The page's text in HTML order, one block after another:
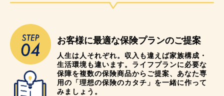
お客様に最適な保険プランのご提案
人生は人それぞれ。収入も違えば家族構成・
生活環境も違います。ライフプランに必要な
保障を複数の保険商品からご提案、あなた専
用の「理想の保険のカタチ」を一緒に作って
みましょう。